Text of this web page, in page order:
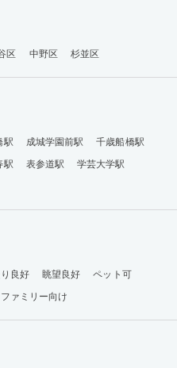
区 中野区 杉並区
駅 成城学園前駅
千歳船橋駅
駅 表参道駅
学芸大学駅
良好 眺望良好
ペット可
ファミリー向け